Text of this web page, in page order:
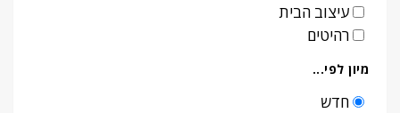
עיצוב הבית
רהיטים
מיון לפי...
חדש